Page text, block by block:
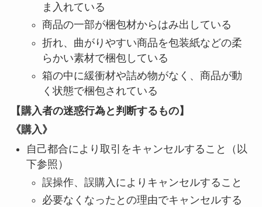
ま入れている
商品の一部が梱包材からはみ出している
折れ、曲がりやすい商品を包装紙などの柔
らかい素材で梱包している
箱の中に緩衝材や詰め物がなく、商品が動
く状態で梱包されている
【購入者の迷惑行為と判断するもの】
《購入》
自己都合により取引をキャンセルすること（以
下参照）
誤操作、誤購入によりキャンセルすること
必要なくなったとの理由でキャンセルする